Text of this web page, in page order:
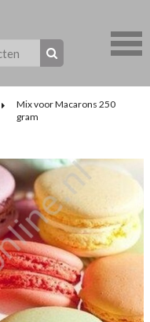
Mix voor Macarons 250
gram